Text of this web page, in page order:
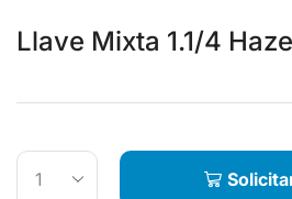
Llave Mixta 1.1/4